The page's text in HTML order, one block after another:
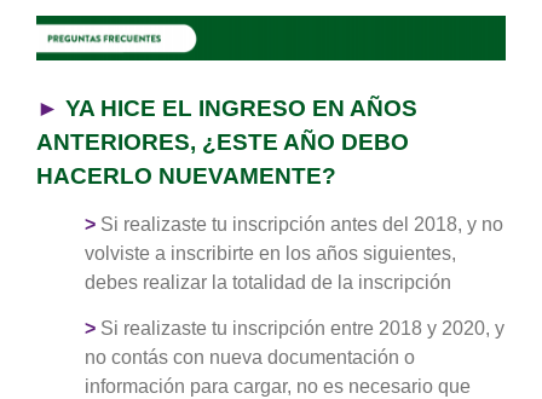
► YA HICE EL INGRESO EN AÑOS
ANTERIORES, ¿ESTE AÑO DEBO
HACERLO NUEVAMENTE?
> Si realizaste tu inscripción antes del 2018, y no
volviste a inscribirte en los años siguientes,
debes realizar la totalidad de la inscripción
> Si realizaste tu inscripción entre 2018 y 2020, y
no contás con nueva documentación o
información para cargar, no es necesario que